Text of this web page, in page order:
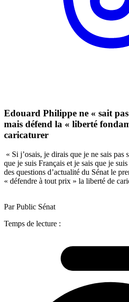
Edouard Philippe ne « sait
mais défend la « liberté
caricaturer
« Si j’osais, je dirais que je ne sais
que je suis Français et je sais que je
des questions d’actualité du Sénat le
« défendre à tout prix » la liberté de
Par Public Sénat
Temps de lecture :